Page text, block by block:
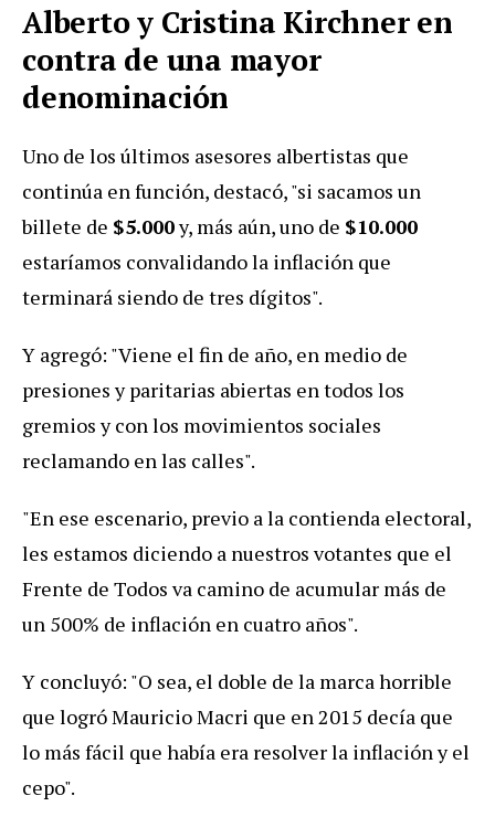
Alberto y Cristina Kirchner en
contra de una mayor
denominación
Uno de los últimos asesores albertistas que
continúa en función, destacó, "si sacamos un
billete de $5.000y, más aún, uno de $10.000
estaríamos convalidando la inflación que
terminará siendo de tres dígitos".
Y agregó: "Viene el fin de año, en medio de
presiones y paritarias abiertas en todos los
gremios y con los movimientos sociales
reclamando en las calles".
"En ese escenario, previo a la contienda electoral,
les estamos diciendo a nuestros votantes que el
Frente de Todos va camino de acumular más de
un 500% de inflación en cuatro años".
Y concluyó: "O sea, el doble de la marca horrible
que logró Mauricio Macri que en 2015 decía que
lo más fácil que había era resolver la inflación y el
cepo".